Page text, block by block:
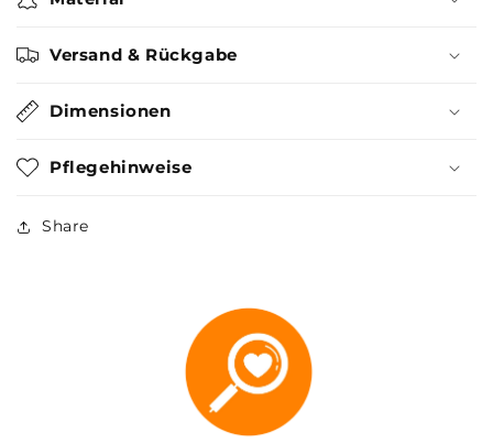
Versand & Rückgabe
Dimensionen
Pflegehinweise
Share